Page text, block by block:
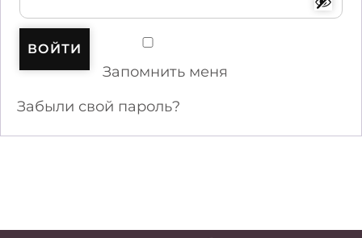
Запомнить меня
ВОЙТИ
Забыли свой пароль?